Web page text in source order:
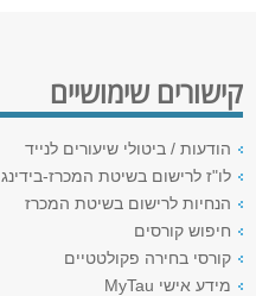
קישורים שימושיים
הודעות / ביטולי שיעורים לנייד
לו"ז לרישום בשיטת המכרז-בידינג
הנחיות לרישום בשיטת המכרז
חיפוש קורסים
קורסי בחירה פקולטטיים
מידע אישי MyTau